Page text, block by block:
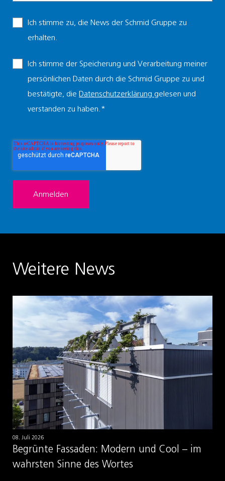
Ich stimme zu, die News der Schmid Gruppe zu
erhalten.
Ich stimme der Speicherung und Verarbeitung meiner
persönlichen Daten durch die Schmid Gruppe zu und
bestätigte, die Datenschutzerklärung gelesen und
verstanden zu haben.*
Weitere News
08. Juli 2026
Begrünte Fassaden: Modern und Cool – im
wahrsten Sinne des Wortes